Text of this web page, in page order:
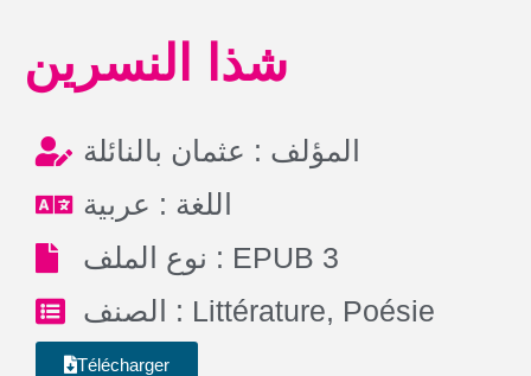
شذا النسرين
المؤلف : عثمان بالنائلة
اللغة : عربية
نوع الملف : EPUB 3
الصنف : Littérature, Poésie
Télécharger